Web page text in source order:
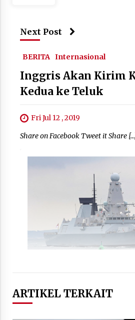
Next Post
BERITA Internasional
Inggris Akan Kirim
Kedua ke Teluk
Fri Jul 12 , 2019
Share on Facebook Tweet it Share
ARTIKEL TERKAIT